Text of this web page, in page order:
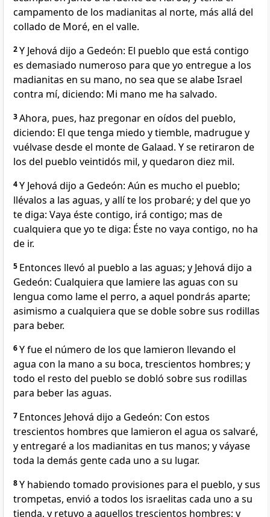
campamento de los madianitas al norte, más allá del
collado de Moré, en el valle.
2Y Jehová dijo a Gedeón: El pueblo que está contigo
es demasiado numeroso para que yo entregue a los
madianitas en su mano, no sea que se alabe Israel
contra mí, diciendo: Mi mano me ha salvado.
3Ahora, pues, haz pregonar en oídos del pueblo,
diciendo: El que tenga miedo y tiemble, madrugue y
vuélvase desde el monte de Galaad. Y se retiraron de
los del pueblo veintidós mil, y quedaron diez mil.
4Y Jehová dijo a Gedeón: Aún es mucho el pueblo;
llévalos a las aguas, y allí te los probaré; y del que yo
te diga: Vaya éste contigo, irá contigo; mas de
cualquiera que yo te diga: Éste no vaya contigo, no ha
de ir.
5 Entonces llevó al pueblo a las aguas; y Jehová dijo a
Gedeón: Cualquiera que lamiere las aguas con su
lengua como lame el perro, a aquel pondrás aparte;
asimismo a cualquiera que se doble sobre sus rodillas
para beber.
6Y fue el número de los que lamieron llevando el
agua con la mano a su boca, trescientos hombres; y
todo el resto del pueblo se dobló sobre sus rodillas
para beber las aguas.
7 Entonces Jehová dijo a Gedeón: Con estos
trescientos hombres que lamieron el agua os salvaré,
y entregaré a los madianitas en tus manos; y váyase
toda la demás gente cada uno a su lugar.
8Y habiendo tomado provisiones para el pueblo, y sus
trompetas, envió a todos los israelitas cada uno a su
tienda, y retuvo a aquellos trescientos hombres; y